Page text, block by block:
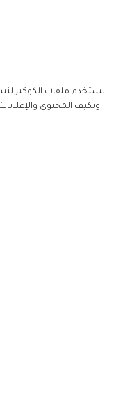
نستخدم ملفات الكوكيز
ونكيف المحتوى